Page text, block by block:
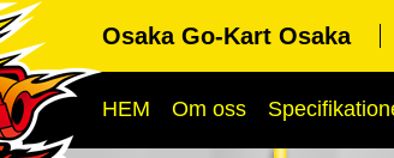
Osaka Go-Kart Osaka
HEM Om oss